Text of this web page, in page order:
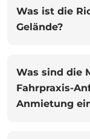
Was ist die
Gelände?
Was sind die
Fahrpraxis-
Anmietung